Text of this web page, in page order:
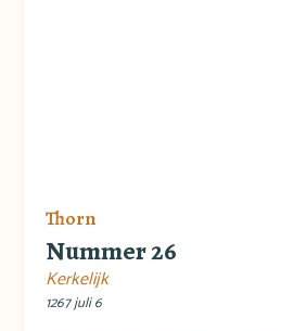
Thorn
Nummer 26
Kerkelijk
1267 juli 6